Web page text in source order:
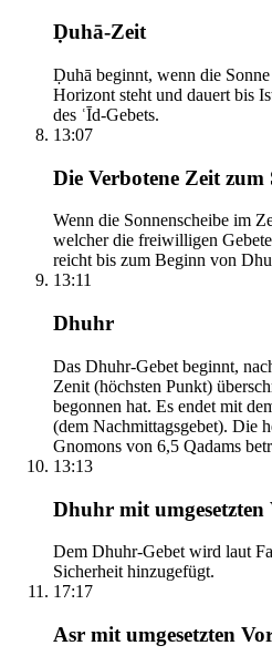
Ḍuhā-Zeit
Ḍuhā beginnt, wenn die
Horizont steht und dauert bis
des ʿĪd-Gebets.
13:07
Die Verbotene Zeit zum
Wenn die Sonnenscheibe im
welcher die freiwilligen
reicht bis zum Beginn von
13:11
Dhuhr
Das Dhuhr-Gebet beginnt,
Zenit (höchsten Punkt)
begonnen hat. Es endet mit
(dem Nachmittagsgebet). Die
Gnomons von 6,5 Qadams
13:13
Dhuhr mit umgesetzten
Dem Dhuhr-Gebet wird laut
Sicherheit hinzugefügt.
17:17
Asr mit umgesetzten